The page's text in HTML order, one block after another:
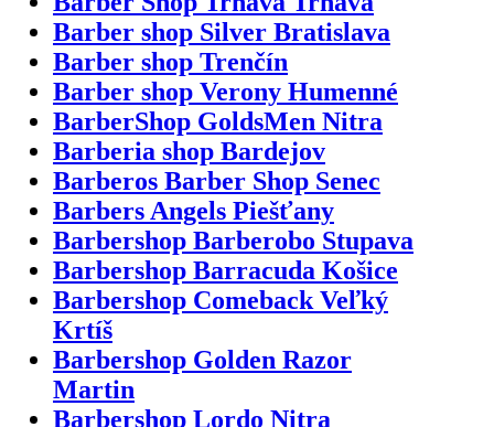
Barber shop Silver Bratislava
Barber shop Trenčín
Barber shop Verony Humenné
BarberShop GoldsMen Nitra
Barberia shop Bardejov
Barberos Barber Shop Senec
Barbers Angels Piešťany
Barbershop Barberobo Stupava
Barbershop Barracuda Košice
Barbershop Comeback Veľký
Krtíš
Barbershop Golden Razor
Martin
Barbershop Lordo Nitra